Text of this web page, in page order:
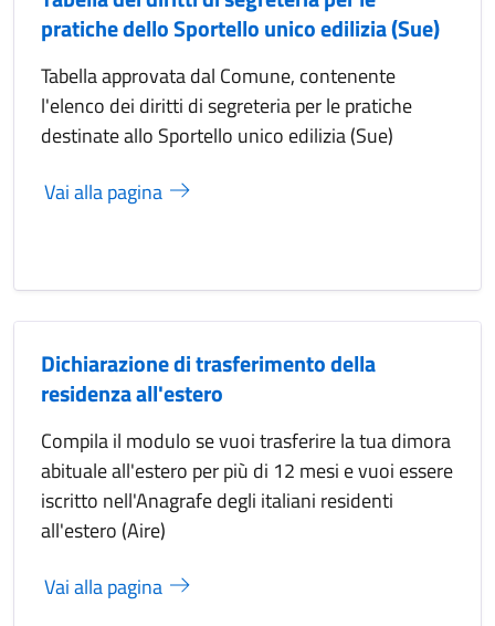
pratiche dello Sportello unico edilizia (Sue)
Tabella approvata dal Comune, contenente
l'elenco dei diritti di segreteria per le pratiche
destinate allo Sportello unico edilizia (Sue)
Vai alla pagina
Dichiarazione di trasferimento della
residenza all'estero
Compila il modulo se vuoi trasferire la tua dimora
abituale all'estero per più di 12 mesi e vuoi essere
iscritto nell'Anagrafe degli italiani residenti
all'estero (Aire)
Vai alla pagina